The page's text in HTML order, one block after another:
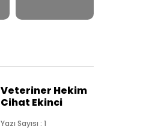
Veteriner Hekim
Cihat Ekinci
Yazı Sayısı : 1